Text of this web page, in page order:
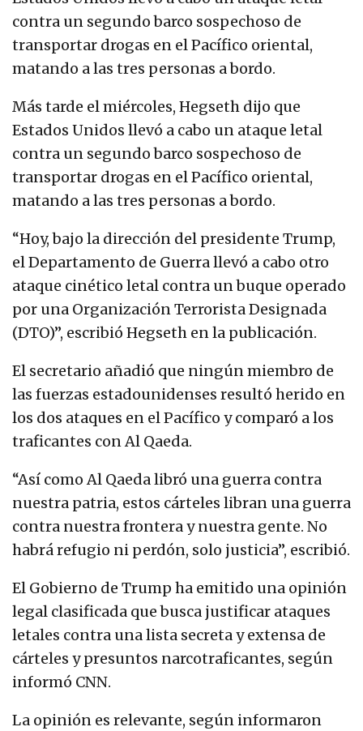
contra un segundo barco sospechoso de
transportar drogas en el Pacífico oriental,
matando a las tres personas a bordo.
Más tarde el miércoles, Hegseth dijo que
Estados Unidos llevó a cabo un ataque letal
contra un segundo barco sospechoso de
transportar drogas en el Pacífico oriental,
matando a las tres personas a bordo.
“Hoy, bajo la dirección del presidente Trump,
el Departamento de Guerra llevó a cabo otro
ataque cinético letal contra un buque operado
por una Organización Terrorista Designada
(DTO)”, escribió Hegseth en la publicación.
El secretario añadió que ningún miembro de
las fuerzas estadounidenses resultó herido en
los dos ataques en el Pacífico y comparó a los
traficantes con Al Qaeda.
“Así como Al Qaeda libró una guerra contra
nuestra patria, estos cárteles libran una guerra
contra nuestra frontera y nuestra gente. No
habrá refugio ni perdón, solo justicia”, escribió.
El Gobierno de Trump ha emitido una opinión
legal clasificada que busca justificar ataques
letales contra una lista secreta y extensa de
cárteles y presuntos narcotraficantes, según
informó CNN.
La opinión es relevante, según informaron